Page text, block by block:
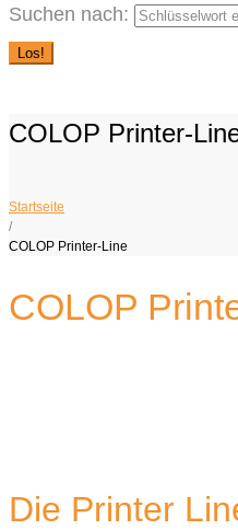
Suchen nach:
Los!
COLOP Printer-
Startseite
/
COLOP Printer-Line
COLOP
Die Printer